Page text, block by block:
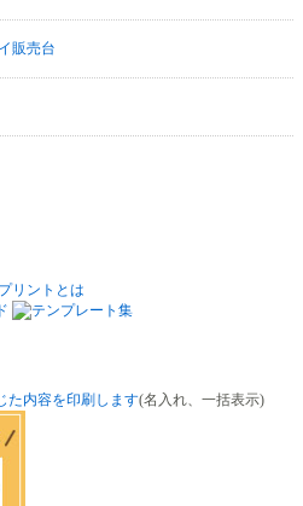
販売台
(名入れ、一括表示)